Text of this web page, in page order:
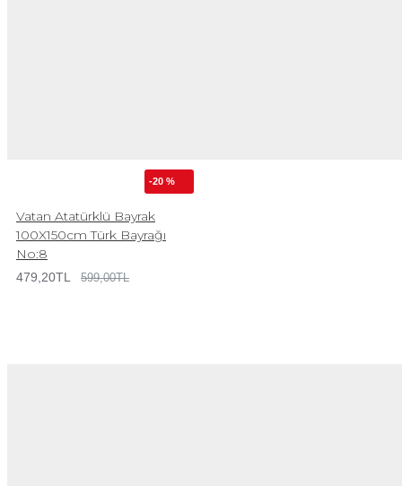
-20 %
Vatan Atatürklü Bayrak
100X150cm Türk Bayrağı
No:8
479,20TL 599,00TL